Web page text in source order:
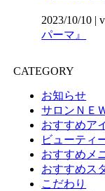
2023/10/10 |
パーマ』
CATEGORY
お知らせ
サロンＮＥ
おすすめア
ビューティ
おすすめメ
おすすめス
こだわり